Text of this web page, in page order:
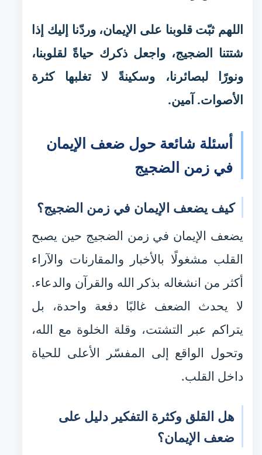
اللهم ثبّت قلوبنا على الإيمان، وردّنا إليك إذا
شتتنا الضجيج، واجعل ذكرك حياةً لقلوبنا،
ونورًا لبصائرنا، وسكينةً لا تغلبها كثرة
الأصوات. آمين.
أسئلة شائعة حول ضعف الإيمان
في زمن الضجيج
كيف يضعف الإيمان في زمن الضجيج؟
يضعف الإيمان في زمن الضجيج حين يصبح
القلب مشغولًا بالأخبار والمقارنات والآراء
أكثر من انشغاله بذكر الله والقرآن والدعاء.
لا يحدث الضعف غالبًا دفعة واحدة، بل
يتراكم عبر التشتت، وقلة الخلوة مع الله،
وتحول الواقع إلى المفسّر الأعلى للحياة
داخل القلب.
هل القلق وكثرة التفكير دليل على
ضعف الإيمان؟